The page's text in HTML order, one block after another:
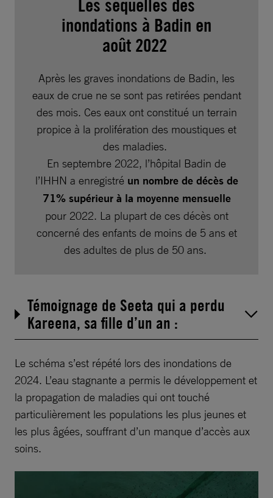
Les séquelles des
inondations à Badin en
août 2022
Après les graves inondations de Badin, les
eaux de crue ne se sont pas retirées pendant
des mois. Ces eaux ont constitué un terrain
propice à la prolifération des moustiques et
des maladies.
En septembre 2022, l’hôpital Badin de
l’IHHN a enregistré un nombre de décès de
71% supérieur à la moyenne mensuelle
pour 2022. La plupart de ces décès ont
concerné des enfants de moins de 5 ans et
des adultes de plus de 50 ans.
Témoignage de Seeta qui a perdu
Kareena, sa fille d’un an :
Le schéma s’est répété lors des inondations de
2024. L’eau stagnante a permis le développement et
la propagation de maladies qui ont touché
particulièrement les populations les plus jeunes et
les plus âgées, souffrant d’un manque d’accès aux
soins.